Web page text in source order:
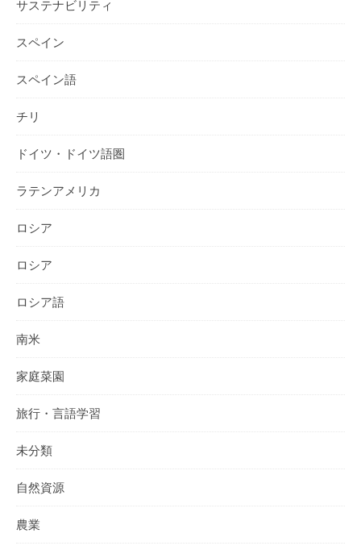
サステナビリティ
スペイン
スペイン語
チリ
ドイツ・ドイツ語圏
ラテンアメリカ
ロシア
ロシア
ロシア語
南米
家庭菜園
旅行・言語学習
未分類
自然資源
農業